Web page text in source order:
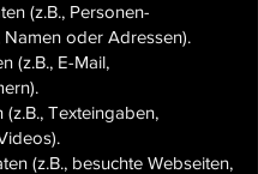
(z.B., Personen-
Namen oder Adressen).
(z.B., E-Mail,
(z.B., Texteingaben,
(z.B., besuchte Webseiten,